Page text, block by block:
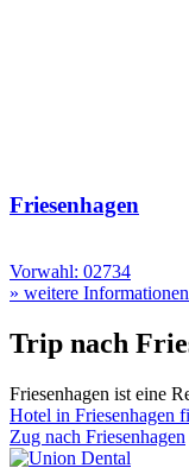
Friesenhagen
Vorwahl: 02734
» weitere
Trip nach
Friesenhagen ist eine
Hotel in Friesenhagen
Zug nach Friesenhagen